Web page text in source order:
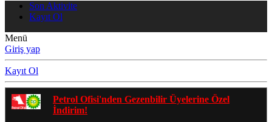
Son Aktivite
Kayıt Ol
Menü
Giriş yap
Kayıt Ol
Gezenbilir Whatsapp Grupları'na Katılmak İçin
Tıklayın